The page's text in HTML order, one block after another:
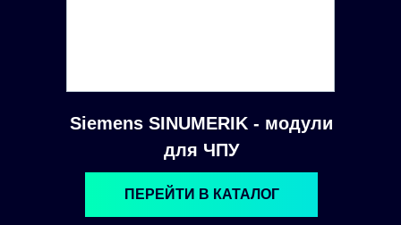
Siemens SINUMERIK - модули
для ЧПУ
ПЕРЕЙТИ В КАТАЛОГ